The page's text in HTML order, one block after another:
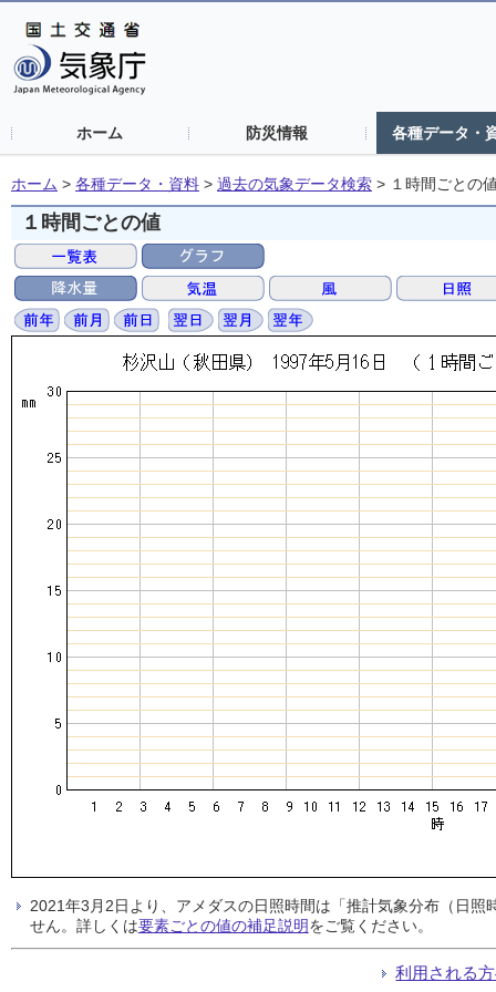
ホーム 防災情報 各種データ・
ホーム > 各種データ・資料 > 過去の気象データ検索 > １時間ごとの
１時間ごとの値
2021年3月2日より、アメダスの日照時間は「推計気象分布（日
せん。詳しくは要素ごとの値の補足説明をご覧ください。
利用される